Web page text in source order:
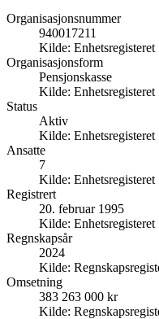
Organisasjonsnummer
940017211
Kilde: Enhetsregisteret
Organisasjonsform
Pensjonskasse
Kilde: Enhetsregisteret
Status
Aktiv
Kilde: Enhetsregisteret
Ansatte
7
Kilde: Enhetsregisteret
Registrert
20. februar 1995
Kilde: Enhetsregisteret
Regnskapsår
2024
Kilde:
Omsetning
383 263 000 kr
Kilde: